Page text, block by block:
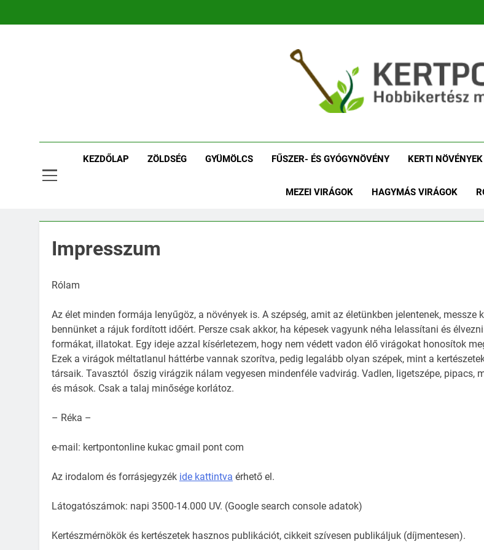
KEZDŐLAP ZÖLDSÉG GYÜMÖLCS FŰSZER- ÉS GYÓGYNÖVÉNY KERTI NÖVÉNYEK
MEZEI VIRÁGOK HAGYMÁS VIRÁGOK
Impresszum
Rólam
Az élet minden formája lenyűgöz, a növények is. A szépség, amit az életünkben jelentenek, messze
bennünket a rájuk fordított időért. Persze csak akkor, ha képesek vagyunk néha lelassítani és
formákat, illatokat. Egy ideje azzal kísérletezem, hogy nem védett vadon élő virágokat honosítok
Ezek a virágok méltatlanul háttérbe vannak szorítva, pedig legalább olyan szépek, mint a
társaik. Tavasztól őszig virágzik nálam vegyesen mindenféle vadvirág. Vadlen, ligetszépe, pipacs,
és mások. Csak a talaj minősége korlátoz.
– Réka –
e-mail: kertpontonline kukac gmail pont com
Az irodalom és forrásjegyzék ide kattintva érhető el.
Látogatószámok: napi 3500-14.000 UV. (Google search console adatok)
Kertészmérnökök és kertészetek hasznos publikációt, cikkeit szívesen publikáljuk (díjmentesen).